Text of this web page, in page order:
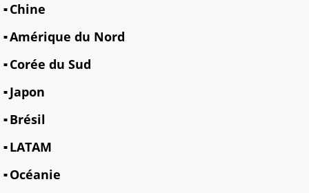
Chine
Amérique du Nord
Corée du Sud
Japon
Brésil
LATAM
Océanie